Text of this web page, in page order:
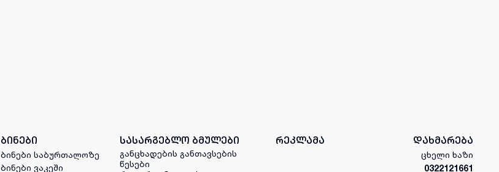
ბინები
ბინები საბურთალოზე
ბინები ვაკეში
სასარგებლო ბმულები
განცხადების განთავსების
წესები
რეკლამა დახმარება
ცხელი ხაზი
0322121661